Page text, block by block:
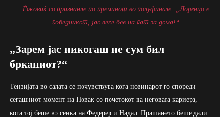
Ѓоковиќ со признание по преминот во полуфинале: „Лоренцо е
победникот, јас веќе бев на пат за дома!“
„Зарем јас никогаш не сум бил
брканиот?“
Тензијата во салата се почувствува кога новинарот го спореди
сегашниот момент на Новак со почетокот на неговата кариера,
кога тој беше во сенка на Федерер и Надал. Прашањето беше дали